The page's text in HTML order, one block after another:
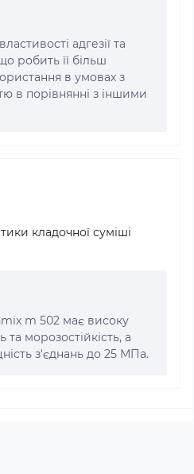
адгезії та
робить її більш
в умовах з
в порівнянні з іншими
кладочної суміші
m 502 має високу
та морозостійкість, а
з'єднань до 25 МПа.